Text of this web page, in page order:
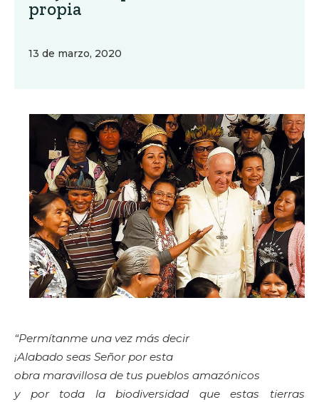
propia
13 de marzo, 2020
“Permítanme una vez más decir
¡Alabado seas Señor por esta
obra maravillosa de tus pueblos amazónicos
y por toda la biodiversidad que estas tierras